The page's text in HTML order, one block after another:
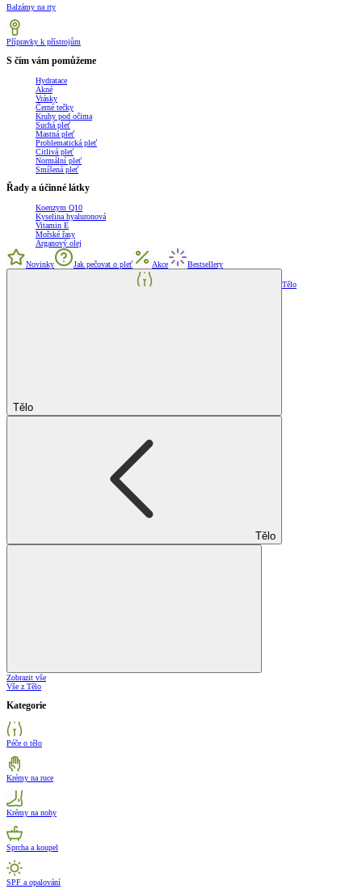
Balzámy na rty
Přípravky k přístrojům
S čím vám pomůžeme
Hydratace
Akné
Vrásky
Černé tečky
Kruhy pod očima
Suchá pleť
Mastná pleť
Problematická pleť
Citlivá pleť
Normální pleť
Smíšená pleť
Řady a účinné látky
Koenzym Q10
Kyselina hyaluronová
Vitamin E
Mořské řasy
Arganový olej
Novinky Jak pečovat o pleť Akce Bestsellery
Tělo
Tělo
Tělo
Zobrazit vše
Vše z Tělo
Kategorie
Péče o tělo
Krémy na ruce
Krémy na nohy
Sprcha a koupel
SPF a opalování